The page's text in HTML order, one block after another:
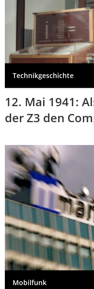
Technikgeschichte
12. Mai 1941:
der Z3 den
Mobilfunk